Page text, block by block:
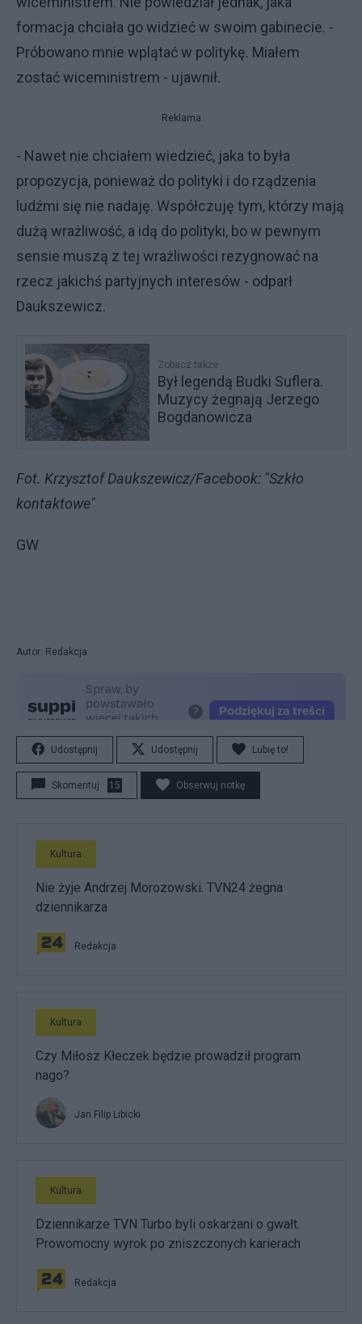
formacja chciała go widzieć w swoim gabinecie. -
Próbowano mnie wplątać w politykę. Miałem
zostać wiceministrem - ujawnił.
Reklama
- Nawet nie chciałem wiedzieć, jaka to była
propozycja, ponieważ do polityki i do rządzenia
ludźmi się nie nadaję. Współczuję tym, którzy mają
dużą wrażliwość, a idą do polityki, bo w pewnym
sensie muszą z tej wrażliwości rezygnować na
rzecz jakichś partyjnych interesów - odparł
Daukszewicz.
Zobacz także
Był legendą Budki Suflera.
Muzycy żegnają Jerzego
Bogdanowicza
Fot. Krzysztof Daukszewicz/Facebook: "Szkło
kontaktowe"
GW
Autor: Redakcja
Udostępnij Udostępnij Lubię to!
Skomentuj 15 Obserwuj notkę
Kultura
Nie żyje Andrzej Morozowski. TVN24 żegna
dziennikarza
Redakcja
Kultura
Czy Miłosz Kłeczek będzie prowadził program
nago?
Jan Filip Libicki
Kultura
Dziennikarze TVN Turbo byli oskarżani o gwałt.
Prowomocny wyrok po zniszczonych karierach
Redakcja